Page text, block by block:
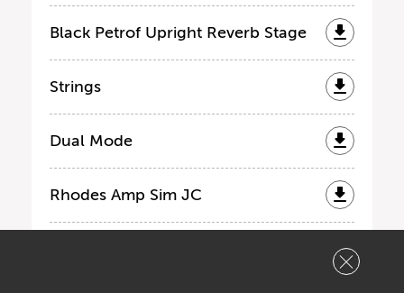
Black Petrof Upright Reverb Stage
Strings
Dual Mode
Rhodes Amp Sim JC